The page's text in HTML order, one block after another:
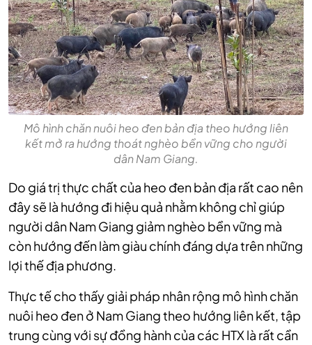
Mô hình chăn nuôi heo đen bản địa theo hướng liên
kết mở ra hướng thoát nghèo bền vững cho người
dân Nam Giang.
Do giá trị thực chất của heo đen bản địa rất cao nên
đây sẽ là hướng đi hiệu quả nhằm không chỉ giúp
người dân Nam Giang giảm nghèo bền vững mà
còn hướng đến làm giàu chính đáng dựa trên những
lợi thế địa phương.
Thực tế cho thấy giải pháp nhân rộng mô hình chăn
nuôi heo đen ở Nam Giang theo hướng liên kết, tập
trung cùng với sự đồng hành của các HTX là rất cần